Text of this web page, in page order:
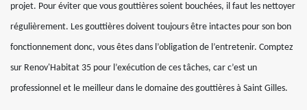
projet. Pour éviter que vous gouttières soient bouchées, il faut les nettoyer
régulièrement. Les gouttières doivent toujours être intactes pour son bon
fonctionnement donc, vous êtes dans l’obligation de l’entretenir. Comptez
sur Renov'Habitat 35 pour l’exécution de ces tâches, car c’est un
professionnel et le meilleur dans le domaine des gouttières à Saint Gilles.